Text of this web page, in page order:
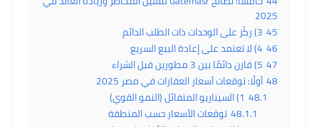
2025
45 3) ركّز على الوحدات ذات الطلب الدائم
46 4) لا تعتمد على إعادة البيع السريع
47 5) قارن دائمًا بين 3 مطورين قبل الشراء
48أولًا: توقعات أسعار العقارات في مصر 2025
48.1 1) السيناريو المتفائل (النمو القوي)
48.1.1توقعات الأسعار حسب المنطقة